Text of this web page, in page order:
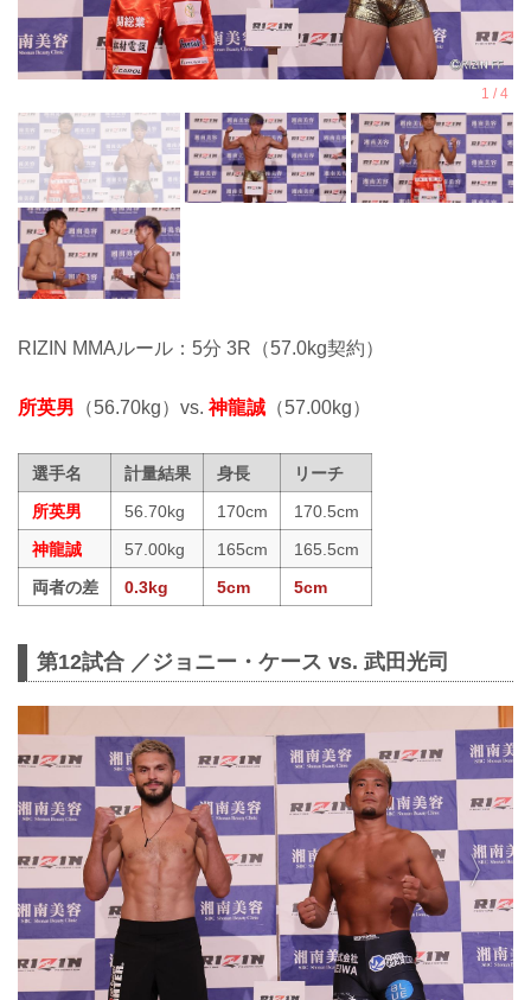
RIZIN MMAルール：5分 3R（57.0kg契約）
所英男 （56.70kg）vs.神龍誠 （57.00kg）
選手名 計量結果 身長
リーチ
所英男
56.70kg 170cm
170.5cm
神龍誠
57.00kg 165cm
165.5cm
両者の差
0.3kg 5cm 5cm
第12試合 ／ジョニー・ケース vs. 武田光司